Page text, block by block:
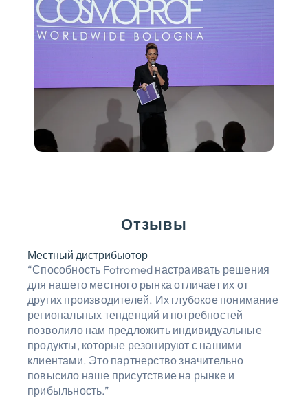
Отзывы
Местный дистрибьютор
“Способность Fotromed настраивать решения
для нашего местного рынка отличает их от
других производителей. Их глубокое понимание
региональных тенденций и потребностей
позволило нам предложить индивидуальные
продукты, которые резонируют с нашими
клиентами. Это партнерство значительно
повысило наше присутствие на рынке и
прибыльность.”